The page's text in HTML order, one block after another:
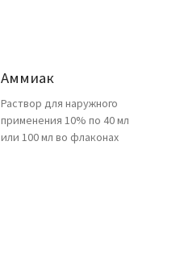
Аммиак
Раствор для наружного
применения 10% по 40 мл
или 100 мл во флаконах